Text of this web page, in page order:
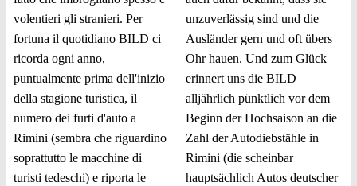
volentieri gli stranieri. Per
fortuna il quotidiano BILD ci
ricorda ogni anno,
puntualmente prima dell'inizio
della stagione turistica, il
numero dei furti d'auto a
Rimini (sembra che riguardino
soprattutto le macchine di
turisti tedeschi) e riporta le
unzuverlässig sind und die
Ausländer gern und oft übers
Ohr hauen. Und zum Glück
erinnert uns die BILD
alljährlich pünktlich vor dem
Beginn der Hochsaison an die
Zahl der Autodiebstähle in
Rimini (die scheinbar
hauptsächlich Autos deutscher